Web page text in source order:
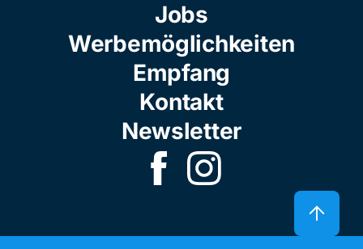
Jobs
Werbemöglichkeiten
Empfang
Kontakt
Newsletter